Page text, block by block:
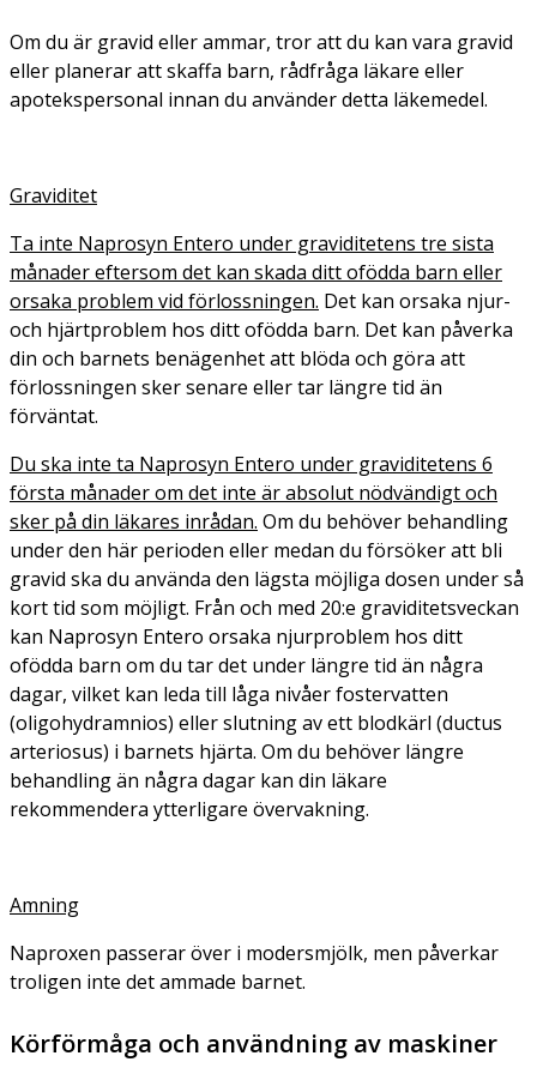
Om du är gravid eller ammar, tror att du kan vara gravid
eller planerar att skaffa barn, rådfråga läkare eller
apotekspersonal innan du använder detta läkemedel.
Graviditet
Ta inte Naprosyn Entero under graviditetens tre sista
månader eftersom det kan skada ditt ofödda barn eller
orsaka problem vid förlossningen. Det kan orsaka njur-
och hjärtproblem hos ditt ofödda barn. Det kan påverka
din och barnets benägenhet att blöda och göra att
förlossningen sker senare eller tar längre tid än
förväntat.
Du ska inte ta Naprosyn Entero under graviditetens 6
första månader om det inte är absolut nödvändigt och
sker på din läkares inrådan. Om du behöver behandling
under den här perioden eller medan du försöker att bli
gravid ska du använda den lägsta möjliga dosen under så
kort tid som möjligt. Från och med 20:e graviditetsveckan
kan Naprosyn Entero orsaka njurproblem hos ditt
ofödda barn om du tar det under längre tid än några
dagar, vilket kan leda till låga nivåer fostervatten
(oligohydramnios) eller slutning av ett blodkärl (ductus
arteriosus) i barnets hjärta. Om du behöver längre
behandling än några dagar kan din läkare
rekommendera ytterligare övervakning.
Amning
Naproxen passerar över i modersmjölk, men påverkar
troligen inte det ammade barnet.
Körförmåga och användning av maskiner